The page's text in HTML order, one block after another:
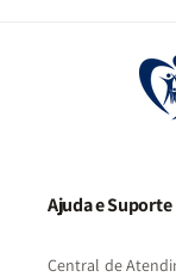
Ajuda e Suporte
Central de